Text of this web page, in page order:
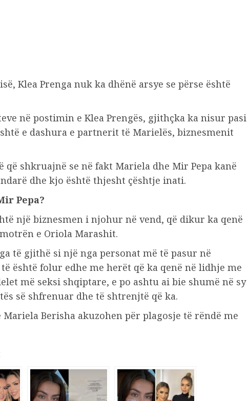
Klea Prenga nuk ka dhënë arsye se përse është
në postimin e Klea Prengës, gjithçka ka nisur pasi
e dashura e partnerit të Marielës, biznesmenit
që shkruajnë se në fakt Mariela dhe Mir Pepa kanë
dhe kjo është thjesht çështje inati.
Pepa?
një biznesmen i njohur në vend, që dikur ka qenë
e Oriola Marashit.
të gjithë si një nga personat më të pasur në
është folur edhe me herët që ka qenë në lidhje me
më seksi shqiptare, e po ashtu ai bie shumë në sy
së shfrenuar dhe të shtrenjtë që ka.
Berisha akuzohen për plagosje të rëndë me